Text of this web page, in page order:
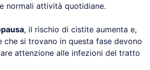
normali attività quotidiane.
, il rischio di cistite aumenta e,
che si trovano in questa fase devono
attenzione alle infezioni del tratto